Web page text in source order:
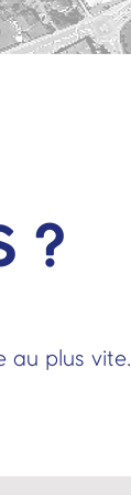
?
au plus vite.